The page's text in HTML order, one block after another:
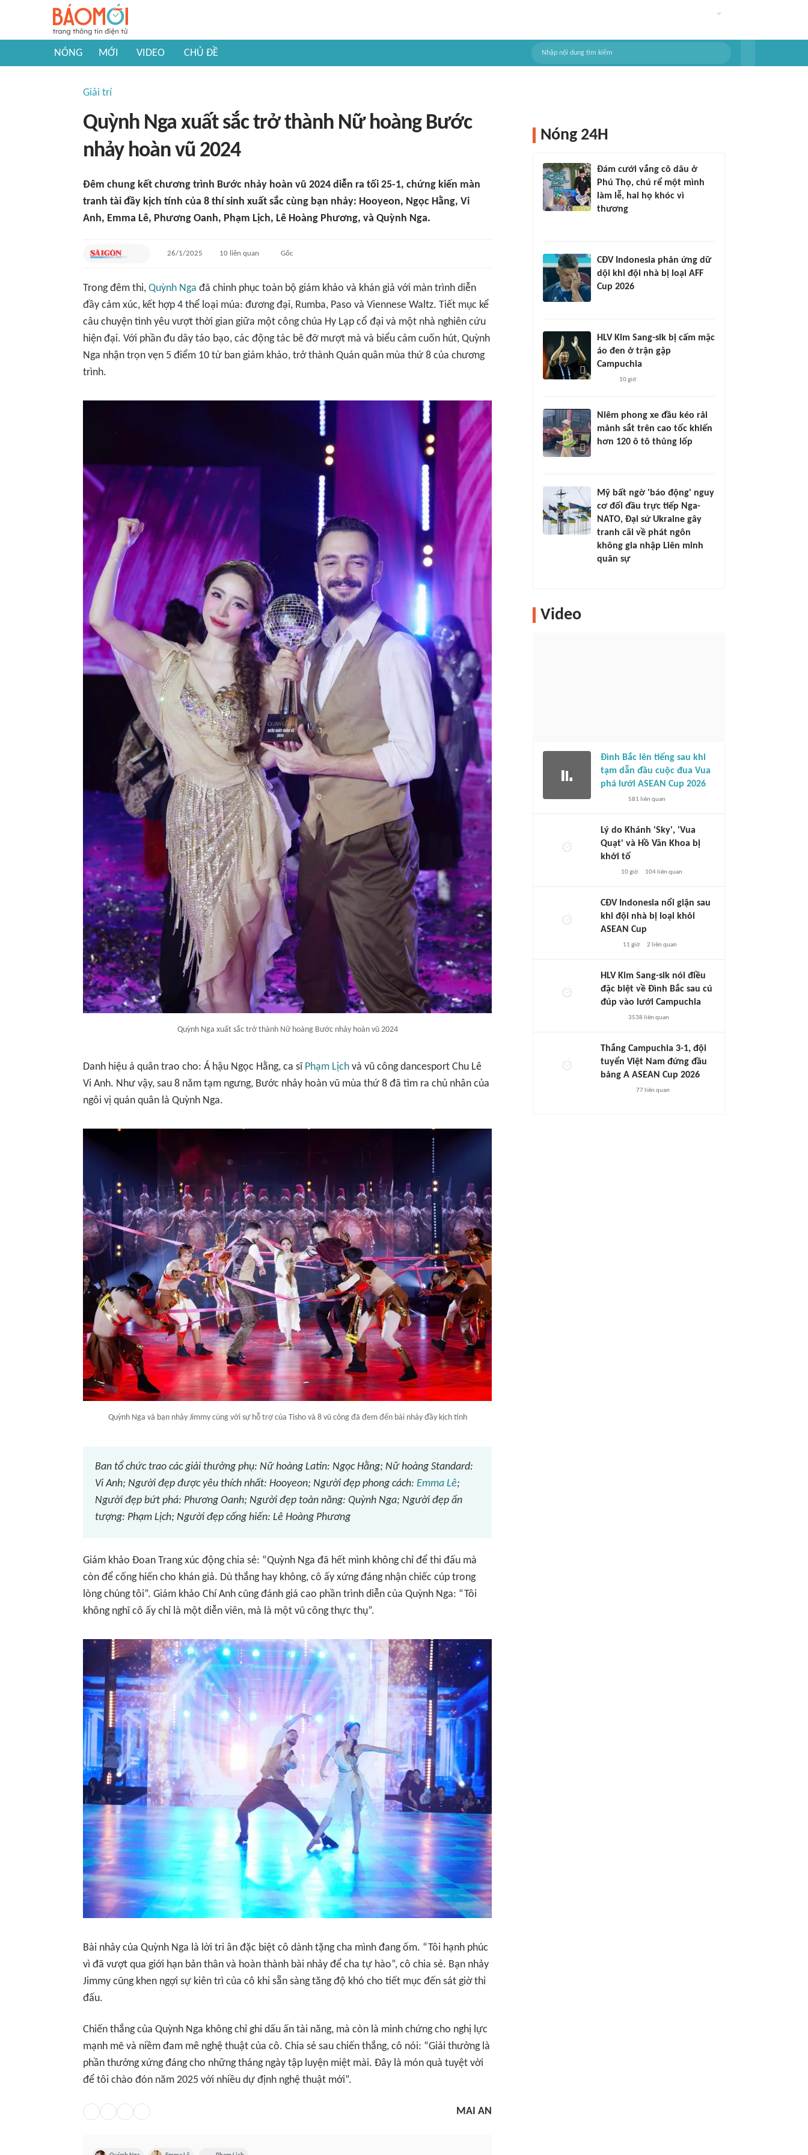
NÓNG MỚI VIDEO CHỦ ĐỀ
Giải trí
Quỳnh Nga xuất sắc trở thành Nữ hoàng Bước
nhảy hoàn vũ 2024
Đêm chung kết chương trình Bước nhảy hoàn vũ 2024 diễn ra tối 25-1, chứng kiến màn
tranh tài đầy kịch tính của 8 thí sinh xuất sắc cùng bạn nhảy: Hooyeon, Ngọc Hằng, Vi
Anh, Emma Lê, Phương Oanh, Phạm Lịch, Lê Hoàng Phương, và Quỳnh Nga.
26/1/2025 10liên quan Gốc
Trong đêm thi, Quỳnh Nga đã chinh phục toàn bộ giám khảo và khán giả với màn trình diễn
đầy cảm xúc, kết hợp 4 thể loại múa: đương đại, Rumba, Paso và Viennese Waltz. Tiết mục kể
câu chuyện tình yêu vượt thời gian giữa một công chúa Hy Lạp cổ đại và một nhà nghiên cứu
hiện đại. Với phần đu dây táo bạo, các động tác bê đỡ mượt mà và biểu cảm cuốn hút, Quỳnh
Nga nhận trọn vẹn 5 điểm 10 từ ban giám khảo, trở thành Quán quân mùa thứ 8 của chương
trình.
Quỳnh Nga xuất sắc trở thành Nữ hoàng Bước nhảy hoàn vũ 2024
Danh hiệu á quân trao cho: Á hậu Ngọc Hằng, ca sĩ Phạm Lịch và vũ công dancesport Chu Lê
Vi Anh. Như vậy, sau 8 năm tạm ngưng, Bước nhảy hoàn vũ mùa thứ 8 đã tìm ra chủ nhân của
ngôi vị quán quân là Quỳnh Nga.
Quỳnh Nga và bạn nhảy Jimmy cùng với sự hỗ trợ của Tisho và 8 vũ công đã đem đến bài nhảy đầy kịch tính
Ban tổ chức trao các giải thưởng phụ: Nữ hoàng Latin: Ngọc Hằng; Nữ hoàng Standard:
Vi Anh; Người đẹp được yêu thích nhất: Hooyeon; Người đẹp phong cách: Emma Lê;
Người đẹp bứt phá: Phương Oanh; Người đẹp toàn năng: Quỳnh Nga; Người đẹp ấn
tượng: Phạm Lịch; Người đẹp cống hiến: Lê Hoàng Phương
Giám khảo Đoan Trang xúc động chia sẻ: “Quỳnh Nga đã hết mình không chỉ để thi đấu mà
còn để cống hiến cho khán giả. Dù thắng hay không, cô ấy xứng đáng nhận chiếc cúp trong
lòng chúng tôi”. Giám khảo Chí Anh cũng đánh giá cao phần trình diễn của Quỳnh Nga: “Tôi
không nghĩ cô ấy chỉ là một diễn viên, mà là một vũ công thực thụ”.
Bài nhảy của Quỳnh Nga là lời tri ân đặc biệt cô dành tặng cha mình đang ốm. “Tôi hạnh phúc
vì đã vượt qua giới hạn bản thân và hoàn thành bài nhảy để cha tự hào”, cô chia sẻ. Bạn nhảy
Jimmy cũng khen ngợi sự kiên trì của cô khi sẵn sàng tăng độ khó cho tiết mục đến sát giờ thi
đấu.
Chiến thắng của Quỳnh Nga không chỉ ghi dấu ấn tài năng, mà còn là minh chứng cho nghị lực
mạnh mẽ và niềm đam mê nghệ thuật của cô. Chia sẻ sau chiến thắng, cô nói: “Giải thưởng là
phần thưởng xứng đáng cho những tháng ngày tập luyện miệt mài. Đây là món quà tuyệt vời
để tôi chào đón năm 2025 với nhiều dự định nghệ thuật mới”.
MAI AN
Nóng 24H
Đám cưới vắng cô dâu ở
Phú Thọ, chú rể một mình
làm lễ, hai họ khóc vì
thương
CĐV Indonesia phản ứng dữ
dội khi đội nhà bị loại AFF
Cup 2026
HLV Kim Sang-sik bị cấm mặc
áo đen ở trận gặp
Campuchia
10 giờ
Niêm phong xe đầu kéo rải
mảnh sắt trên cao tốc khiến
hơn 120 ô tô thủng lốp
Mỹ bất ngờ 'báo động' nguy
cơ đối đầu trực tiếp Nga-
NATO, Đại sứ Ukraine gây
tranh cãi về phát ngôn
không gia nhập Liên minh
quân sự
Video
Đình Bắc lên tiếng sau khi
tạm dẫn đầu cuộc đua Vua
phá lưới ASEAN Cup 2026
581 liên quan
Lý do Khánh 'Sky', 'Vua
Quạt' và Hồ Văn Khoa bị
khởi tố
10 giờ 104liên quan
CĐV Indonesia nổi giận sau
khi đội nhà bị loại khỏi
ASEAN Cup
11 giờ 2 liên quan
HLV Kim Sang-sik nói điều
đặc biệt về Đình Bắc sau cú
đúp vào lưới Campuchia
3538 liên quan
Thắng Campuchia 3-1, đội
tuyển Việt Nam đứng đầu
bảng A ASEAN Cup 2026
77liên quan